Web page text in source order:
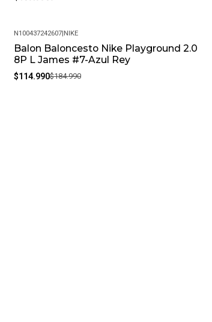
-38%
N100437242607|NIKE
Balon Baloncesto Nike Playground 2.0
8P L James #7-Azul Rey
$114.990$184.990